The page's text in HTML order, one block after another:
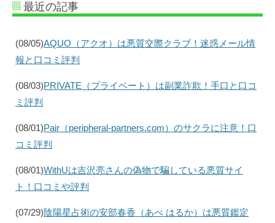
最近の記事
(08/05)AQUO（アクオ）は悪質交際クラブ！迷惑メール情
報と口コミ評判
(08/03)PRIVATE（プライベート）は副業詐欺！手口と口コ
ミ評判
(08/01)Pair（peripheral-partners.com）のサクラに注意！口
コミ評判
(08/01)WithUは吉沢亮さんの偽物で騙している悪質サイ
ト！口コミや評判
(07/29)陰陽星占術の安部春香（あべ はるか）は悪質鑑定